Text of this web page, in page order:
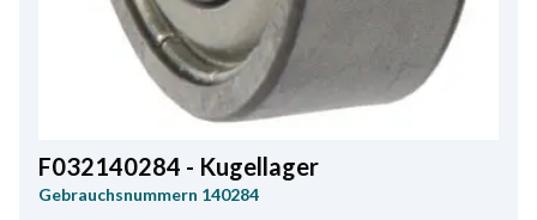
F032140284 - Kugellager
Gebrauchsnummern 140284